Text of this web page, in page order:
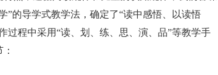
”的导学式教学法，确定了“读中感悟、以读悟
过程中采用“读、划、练、思、演、品”等教学手